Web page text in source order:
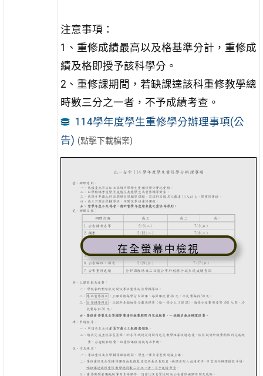
注意事項：
1、重修成績最高以及格基準分計，重修成
績及格即授予該科學分。
2、重修課期間，若缺課達該科重修教學總
時數三分之一者，不予成績考查。
114學年度學生重修學分辦理事項(公
告) (點擊下載檔案)
在全螢幕中檢視